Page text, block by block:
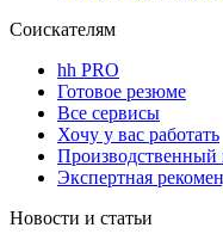
Соискателям
hh PRO
Готовое резюме
Все сервисы
Хочу у вас работать
Производственный
Экспертная
Новости и статьи